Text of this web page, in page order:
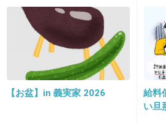
壁がなく、偉ぶらない面倒
しいね
今でも現場を仕切ったり、
子 陰からチェックしてるっ
すごい人だなぁと思う
だからこそ余計 赤西がむか
【お盆】in 義実家 2026
給料
い旦